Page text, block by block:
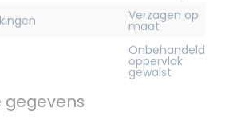
Verzagen op
maat
Onbehandeld
oppervlak
gewalst
gegevens